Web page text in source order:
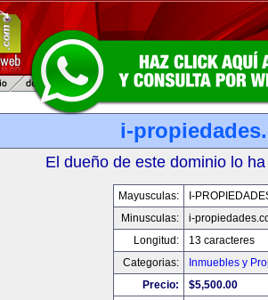
i-
El dueño de este dominio lo
Mayusculas:
I-
Minusculas:
i-
Longitud:
13 caracteres
Categorias:
Inmuebles y
Precio:
$5,500.00